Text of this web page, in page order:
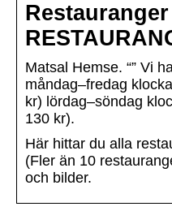
Matsal Hemse. “” Vi
måndag–fredag
kr) lördag–söndag
130 kr).
Här hittar du alla
(Fler än 10
och bilder.